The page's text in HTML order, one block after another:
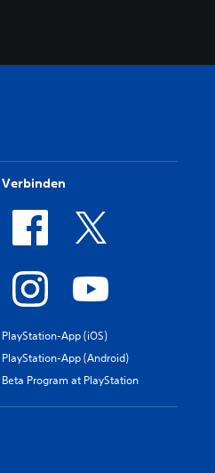
Verbinden
PlayStation-App (iOS)
PlayStation-App (Android)
Beta Program at PlayStation